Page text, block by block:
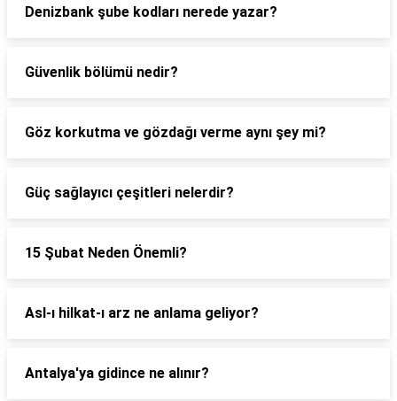
Denizbank şube kodları nerede yazar?
Güvenlik bölümü nedir?
Göz korkutma ve gözdağı verme aynı şey mi?
Güç sağlayıcı çeşitleri nelerdir?
15 Şubat Neden Önemli?
Asl-ı hilkat-ı arz ne anlama geliyor?
Antalya'ya gidince ne alınır?